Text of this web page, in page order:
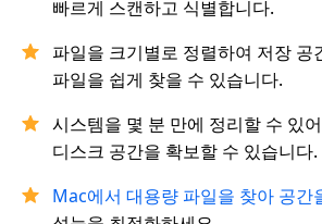
빠르게 스캔하고 식별합니다.
파일을 크기별로 정렬하여 저장 공
파일을 쉽게 찾을 수 있습니다.
시스템을 몇 분 만에 정리할 수 있
디스크 공간을 확보할 수 있습니다.
Mac에서 대용량 파일을 찾아 공간